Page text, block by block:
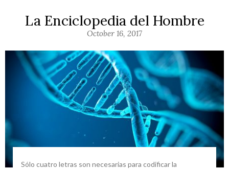
La Enciclopedia del Hombre
October 16, 2017
Sólo cuatro letras son necesarias para codificar la